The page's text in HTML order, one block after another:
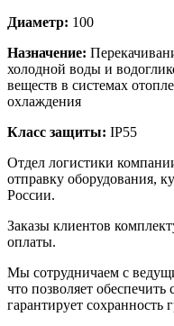
Диаметр: 100
Назначение:
холодной воды и
веществ в системах
охлаждения
Класс защиты: IP55
Отдел логистики
отправку оборудования,
России.
Заказы клиентов
оплаты.
Мы сотрудничаем с
что позволяет
гарантирует сохранность